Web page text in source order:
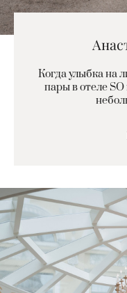
Когда улыбка на
пары в отеле